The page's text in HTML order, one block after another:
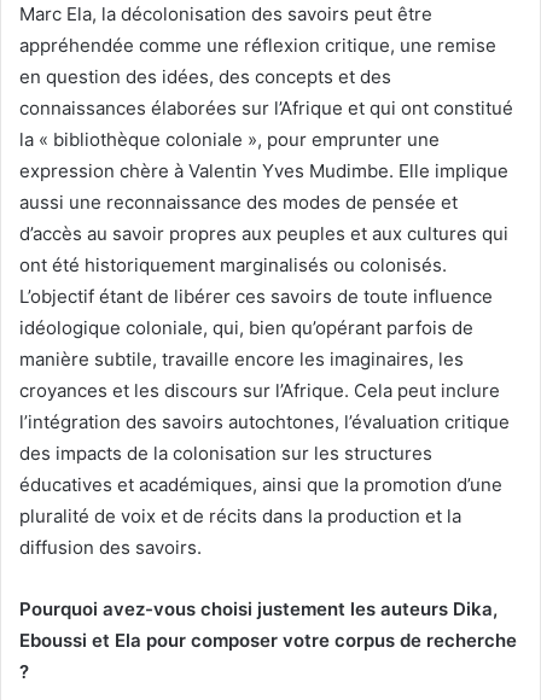
Marc Ela, la décolonisation des savoirs peut être
appréhendée comme une réflexion critique, une remise
en question des idées, des concepts et des
connaissances élaborées sur l’Afrique et qui ont constitué
la « bibliothèque coloniale », pour emprunter une
expression chère à Valentin Yves Mudimbe. Elle implique
aussi une reconnaissance des modes de pensée et
d’accès au savoir propres aux peuples et aux cultures qui
ont été historiquement marginalisés ou colonisés.
L’objectif étant de libérer ces savoirs de toute influence
idéologique coloniale, qui, bien qu’opérant parfois de
manière subtile, travaille encore les imaginaires, les
croyances et les discours sur l’Afrique. Cela peut inclure
l’intégration des savoirs autochtones, l’évaluation critique
des impacts de la colonisation sur les structures
éducatives et académiques, ainsi que la promotion d’une
pluralité de voix et de récits dans la production et la
diffusion des savoirs.
Pourquoi avez-vous choisi justement les auteurs Dika,
Eboussi et Ela pour composer votre corpus de recherche
?